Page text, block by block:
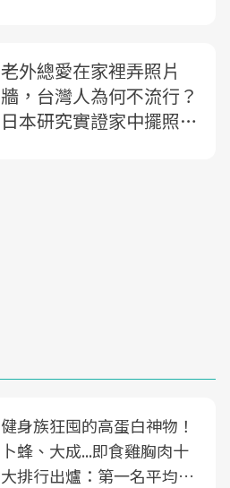
失敗
老外總愛在家裡弄照片
牆，台灣人為何不流行？
日本研究實證家中擺照片
健身族狂囤的高蛋白神物！
卜蜂、大成...即食雞胸肉十
大排行出爐：第一名平均一